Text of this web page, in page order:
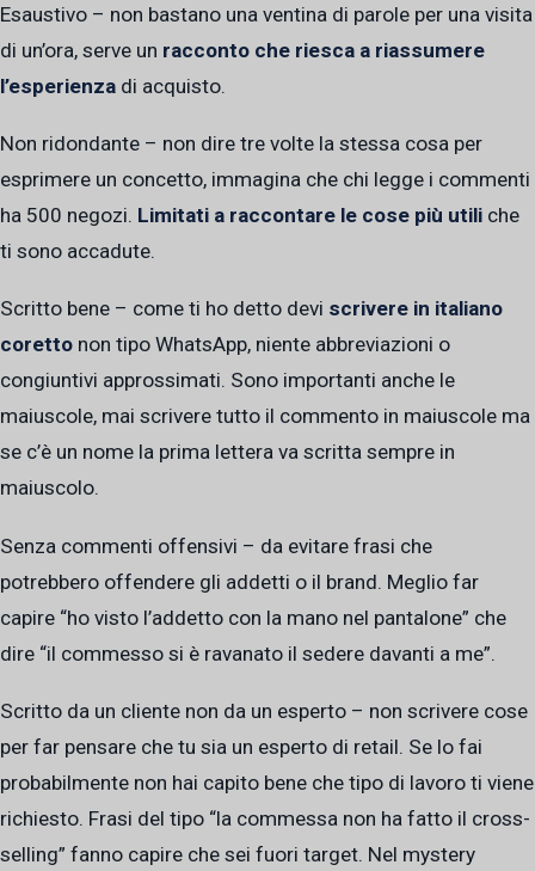
Esaustivo – non bastano una ventina di parole per una visita
di un’ora, serve un racconto che riesca a riassumere
l’esperienza di acquisto.
Non ridondante – non dire tre volte la stessa cosa per
esprimere un concetto, immagina che chi legge i commenti
ha 500 negozi. Limitati a raccontare le cose più utili che
ti sono accadute.
Scritto bene – come ti ho detto devi scrivere in italiano
coretto non tipo WhatsApp, niente abbreviazioni o
congiuntivi approssimati. Sono importanti anche le
maiuscole, mai scrivere tutto il commento in maiuscole ma
se c’è un nome la prima lettera va scritta sempre in
maiuscolo.
Senza commenti offensivi – da evitare frasi che
potrebbero offendere gli addetti o il brand. Meglio far
capire “ho visto l’addetto con la mano nel pantalone” che
dire “il commesso si è ravanato il sedere davanti a me”.
Scritto da un cliente non da un esperto – non scrivere cose
per far pensare che tu sia un esperto di retail. Se lo fai
probabilmente non hai capito bene che tipo di lavoro ti viene
richiesto. Frasi del tipo “la commessa non ha fatto il cross-
selling” fanno capire che sei fuori target. Nel mystery